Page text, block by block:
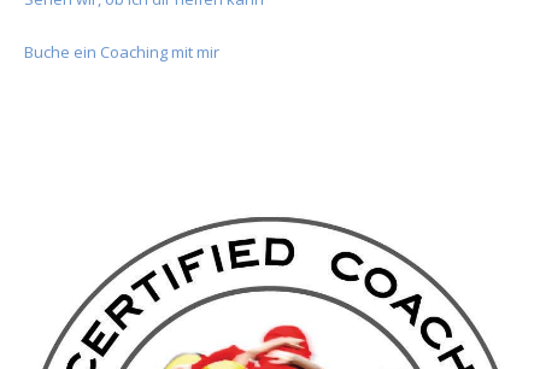
Buche ein Coaching mit mir